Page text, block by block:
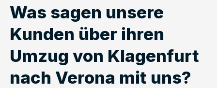
Was sagen unsere
Kunden über ihren
Umzug von Klagenfurt
nach Verona mit uns?